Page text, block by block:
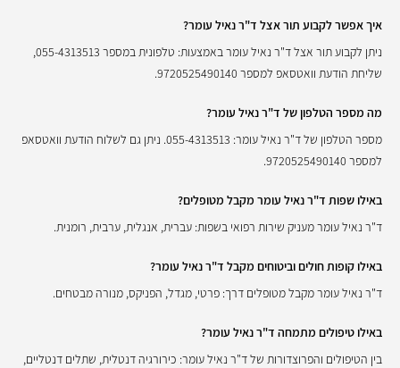
איך אפשר לקבוע תור אצל ד"ר נאיל עומר?
ניתן לקבוע תור אצל ד"ר נאיל עומר באמצעות: טלפונית במספר 055-4313513,
שליחת הודעת וואטסאפ למספר 9720525490140.
מה מספר הטלפון של ד"ר נאיל עומר?
מספר הטלפון של ד"ר נאיל עומר: 055-4313513. ניתן גם לשלוח הודעת וואטסאפ
למספר 9720525490140.
באילו שפות ד"ר נאיל עומר מקבל מטופלים?
ד"ר נאיל עומר מעניק שירות רפואי בשפות: עברית, אנגלית, ערבית, רומנית.
באילו קופות חולים וביטוחים מקבל ד"ר נאיל עומר?
ד"ר נאיל עומר מקבל מטופלים דרך: פרטי, מגדל, הפניקס, מנורה מבטחים.
באילו טיפולים מתמחה ד"ר נאיל עומר?
בין הטיפולים והפרוצדורות של ד"ר נאיל עומר: כירורגיה דנטלית, שתלים דנטליים,